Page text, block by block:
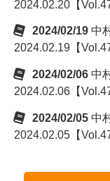
2024.02.20【
2024/02/19 中
2024.02.19【
2024/02/06 中
2024.02.06【
2024/02/05 中
2024.02.05【